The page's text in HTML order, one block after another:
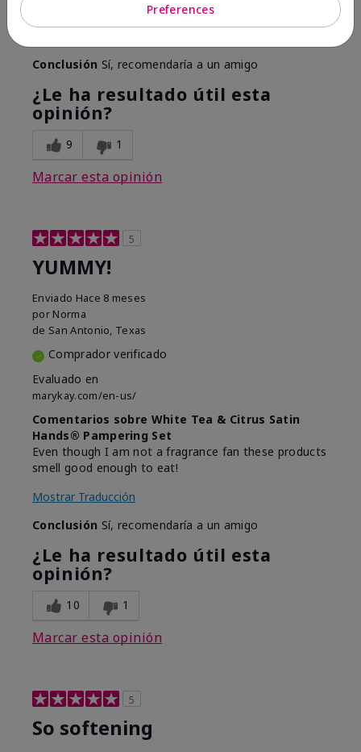
Conclusión Sí, recomendaría a un amigo
¿Le ha resultado útil esta
opinión?
9 1
Marcar esta opinión
5
YUMMY!
Enviado Hace 8 meses
por Norma
de San Antonio, Texas
Comprador verificado
Evaluado en
marykay.com/en-us/
Comentarios sobre White Tea & Citrus Satin
Hands® Pampering Set
Even though I am not a fragrance fan these products
smell good enough to eat!
Mostrar Traducción
Conclusión Sí, recomendaría a un amigo
¿Le ha resultado útil esta
opinión?
10 1
Marcar esta opinión
5
So softening
Preferences